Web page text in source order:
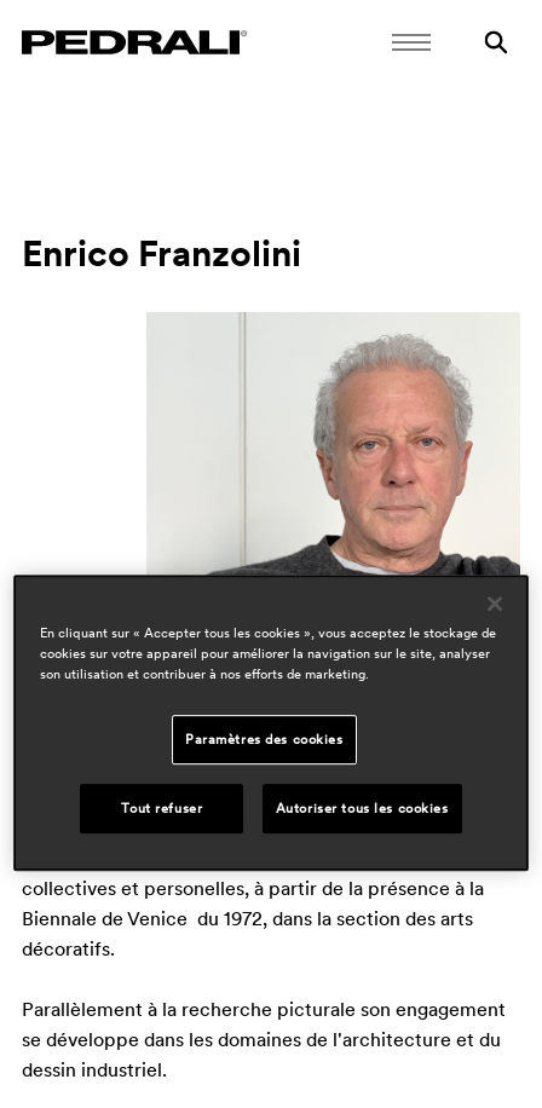
Enrico Franzolini
<<​Architecte, il achève ses études universitaires à
Florence et Venice où il obtient sa "laurea" en 1979.>>
La passion et les recherches artistiques juvéniles se
collectives et personelles, à partir de la présence à la
Biennale de Venice du 1972, dans la section des arts
décoratifs.
Parallèlement à la recherche picturale son engagement
se développe dans les domaines de l'architecture et du
dessin industriel.
En cliquant sur « Accepter tous les cookies », vous acceptez le stockage de
cookies sur votre appareil pour améliorer la navigation sur le site, analyser
son utilisation et contribuer à nos efforts de marketing.
Paramètres des cookies
Tout refuser Autoriser tous les cookies